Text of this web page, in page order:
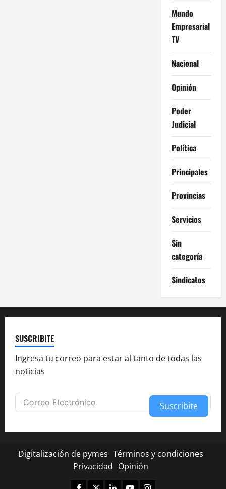
Mundo
Empresarial
TV
Nacional
Opinión
Poder
Judicial
Política
Principales
Provincias
Servicios
Sin
categoría
Sindicatos
SUSCRIBITE
Ingresa tu correo para estar al tanto de todas las
noticias
Suscribite
Digitalización de pymes Términos y condiciones
Privacidad Opinión
Facebook
TwitterLinkedinYoutubeInstagram